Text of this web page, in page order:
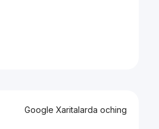
Google Xaritalarda oching